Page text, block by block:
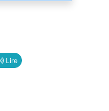
Lire